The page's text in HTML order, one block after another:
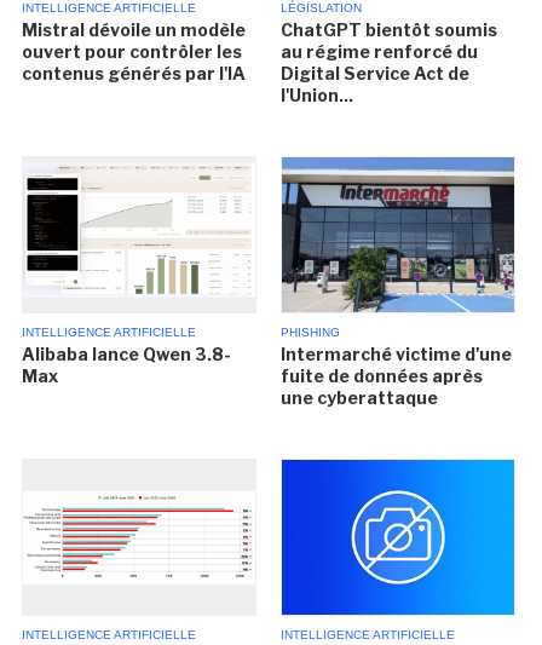
INTELLIGENCE ARTIFICIELLE
Mistral dévoile un modèle
ouvert pour contrôler les
contenus générés par l'IA
LÉGISLATION
ChatGPT bientôt soumis
au régime renforcé du
Digital Service Act de
l'Union...
INTELLIGENCE ARTIFICIELLE
Alibaba lance Qwen 3.8-
Max
PHISHING
Intermarché victime d'une
fuite de données après
une cyberattaque
INTELLIGENCE ARTIFICIELLE INTELLIGENCE ARTIFICIELLE